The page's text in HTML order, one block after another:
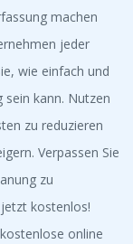
machen
jeder
wie einfach und
kann. Nutzen
zu reduzieren
Verpassen Sie
zu
kostenlos!
online